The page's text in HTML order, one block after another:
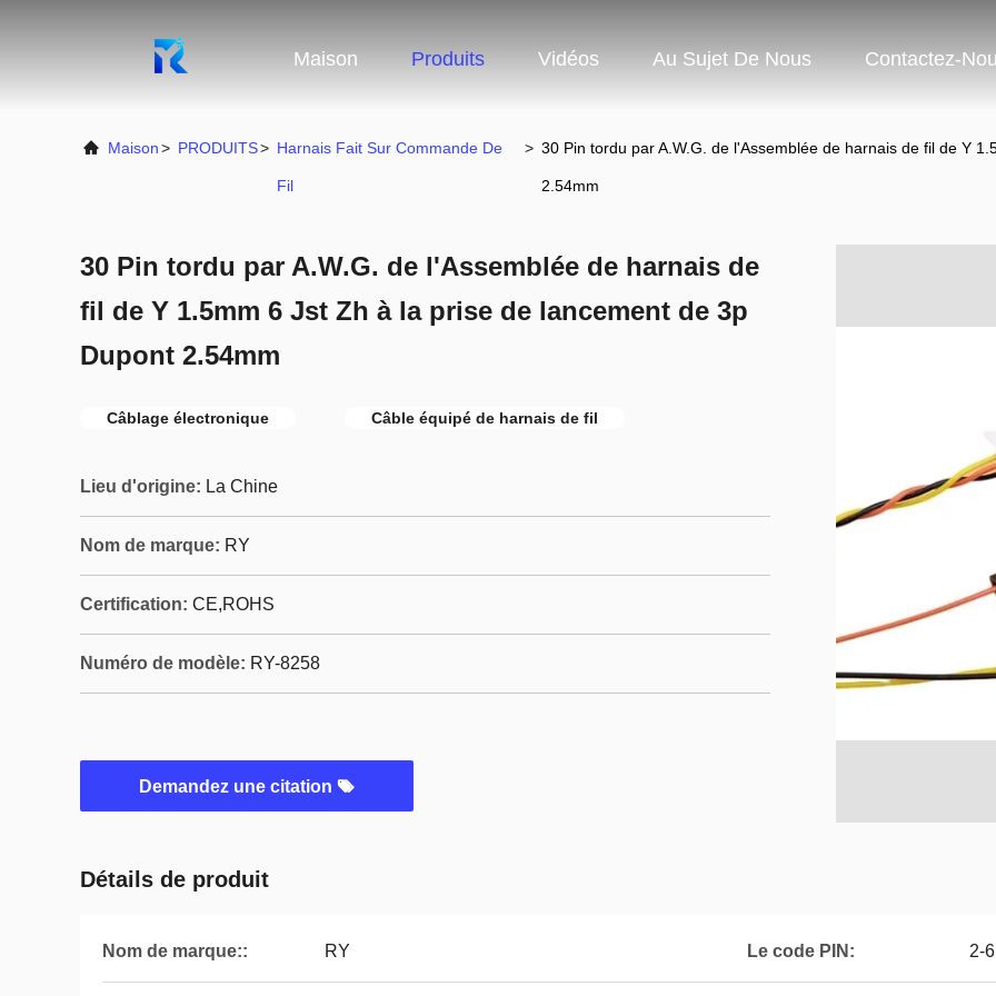
Maison Produits Vidéos Au Sujet De Nous Contactez-
Maison> PRODUITS> Harnais Fait Sur Commande De
Fil
> 30 Pin tordu par A.W.G. de l'Assemblée de harnais de fil de Y
2.54mm
30 Pin tordu par A.W.G. de l'Assemblée de harnais de
fil de Y 1.5mm 6 Jst Zh à la prise de lancement de 3p
Dupont 2.54mm
Câblage électronique Câble équipé de harnais de fil
Lieu d'origine: La Chine
Nom de marque: RY
Certification: CE,ROHS
Numéro de modèle: RY-8258
Demandez une citation
Détails de produit
Nom de marque:: RY Le code PIN: 2-